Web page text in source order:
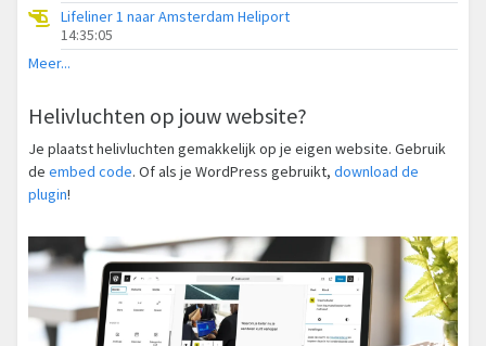
Lifeliner 1 naar Amsterdam Heliport
14:35:05
Meer...
Helivluchten op jouw website?
Je plaatst helivluchten gemakkelijk op je eigen website. Gebruik
de embed code. Of als je WordPress gebruikt, download de
plugin!